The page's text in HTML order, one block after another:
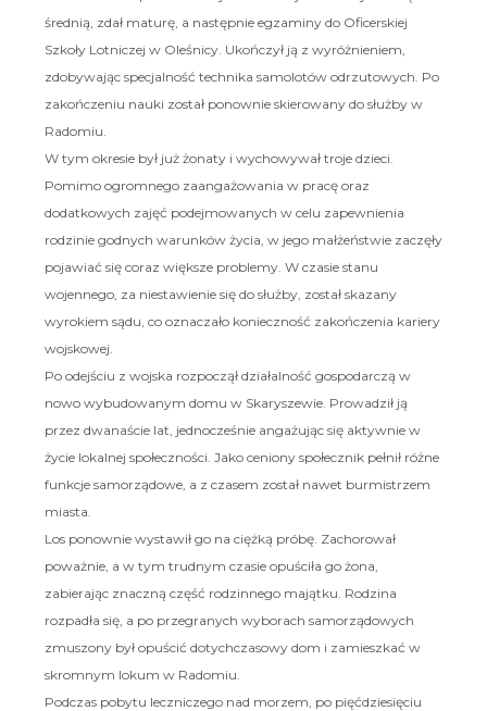
średnią, zdał maturę, a następnie egzaminy do Oficerskiej
Szkoły Lotniczej w Oleśnicy. Ukończył ją z wyróżnieniem,
zdobywając specjalność technika samolotów odrzutowych. Po
zakończeniu nauki został ponownie skierowany do służby w
Radomiu.
W tym okresie był już żonaty i wychowywał troje dzieci.
Pomimo ogromnego zaangażowania w pracę oraz
dodatkowych zajęć podejmowanych w celu zapewnienia
rodzinie godnych warunków życia, w jego małżeństwie zaczęły
pojawiać się coraz większe problemy. W czasie stanu
wojennego, za niestawienie się do służby, został skazany
wyrokiem sądu, co oznaczało konieczność zakończenia kariery
wojskowej.
Po odejściu z wojska rozpoczął działalność gospodarczą w
nowo wybudowanym domu w Skaryszewie. Prowadził ją
przez dwanaście lat, jednocześnie angażując się aktywnie w
życie lokalnej społeczności. Jako ceniony społecznik pełnił różne
funkcje samorządowe, a z czasem został nawet burmistrzem
miasta.
Los ponownie wystawił go na ciężką próbę. Zachorował
poważnie, a w tym trudnym czasie opuściła go żona,
zabierając znaczną część rodzinnego majątku. Rodzina
rozpadła się, a po przegranych wyborach samorządowych
zmuszony był opuścić dotychczasowy dom i zamieszkać w
skromnym lokum w Radomiu.
Podczas pobytu leczniczego nad morzem, po pięćdziesięciu